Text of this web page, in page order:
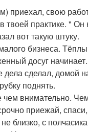
приехал, свою
твоей практике. " Он
вот такую штуку.
бизнеса.
досуг
сделал, домой
поднять.
внимательно.
приежай,
близко, с